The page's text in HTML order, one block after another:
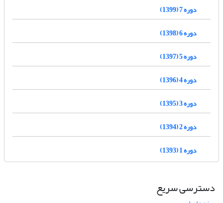
دوره 7 (1399)
دوره 6 (1398)
دوره 5 (1397)
دوره 4 (1396)
دوره 3 (1395)
دوره 2 (1394)
دوره 1 (1393)
دسترسی سریع